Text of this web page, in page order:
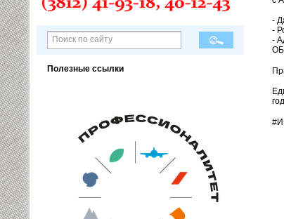
Полезные ссылки
-
-
-